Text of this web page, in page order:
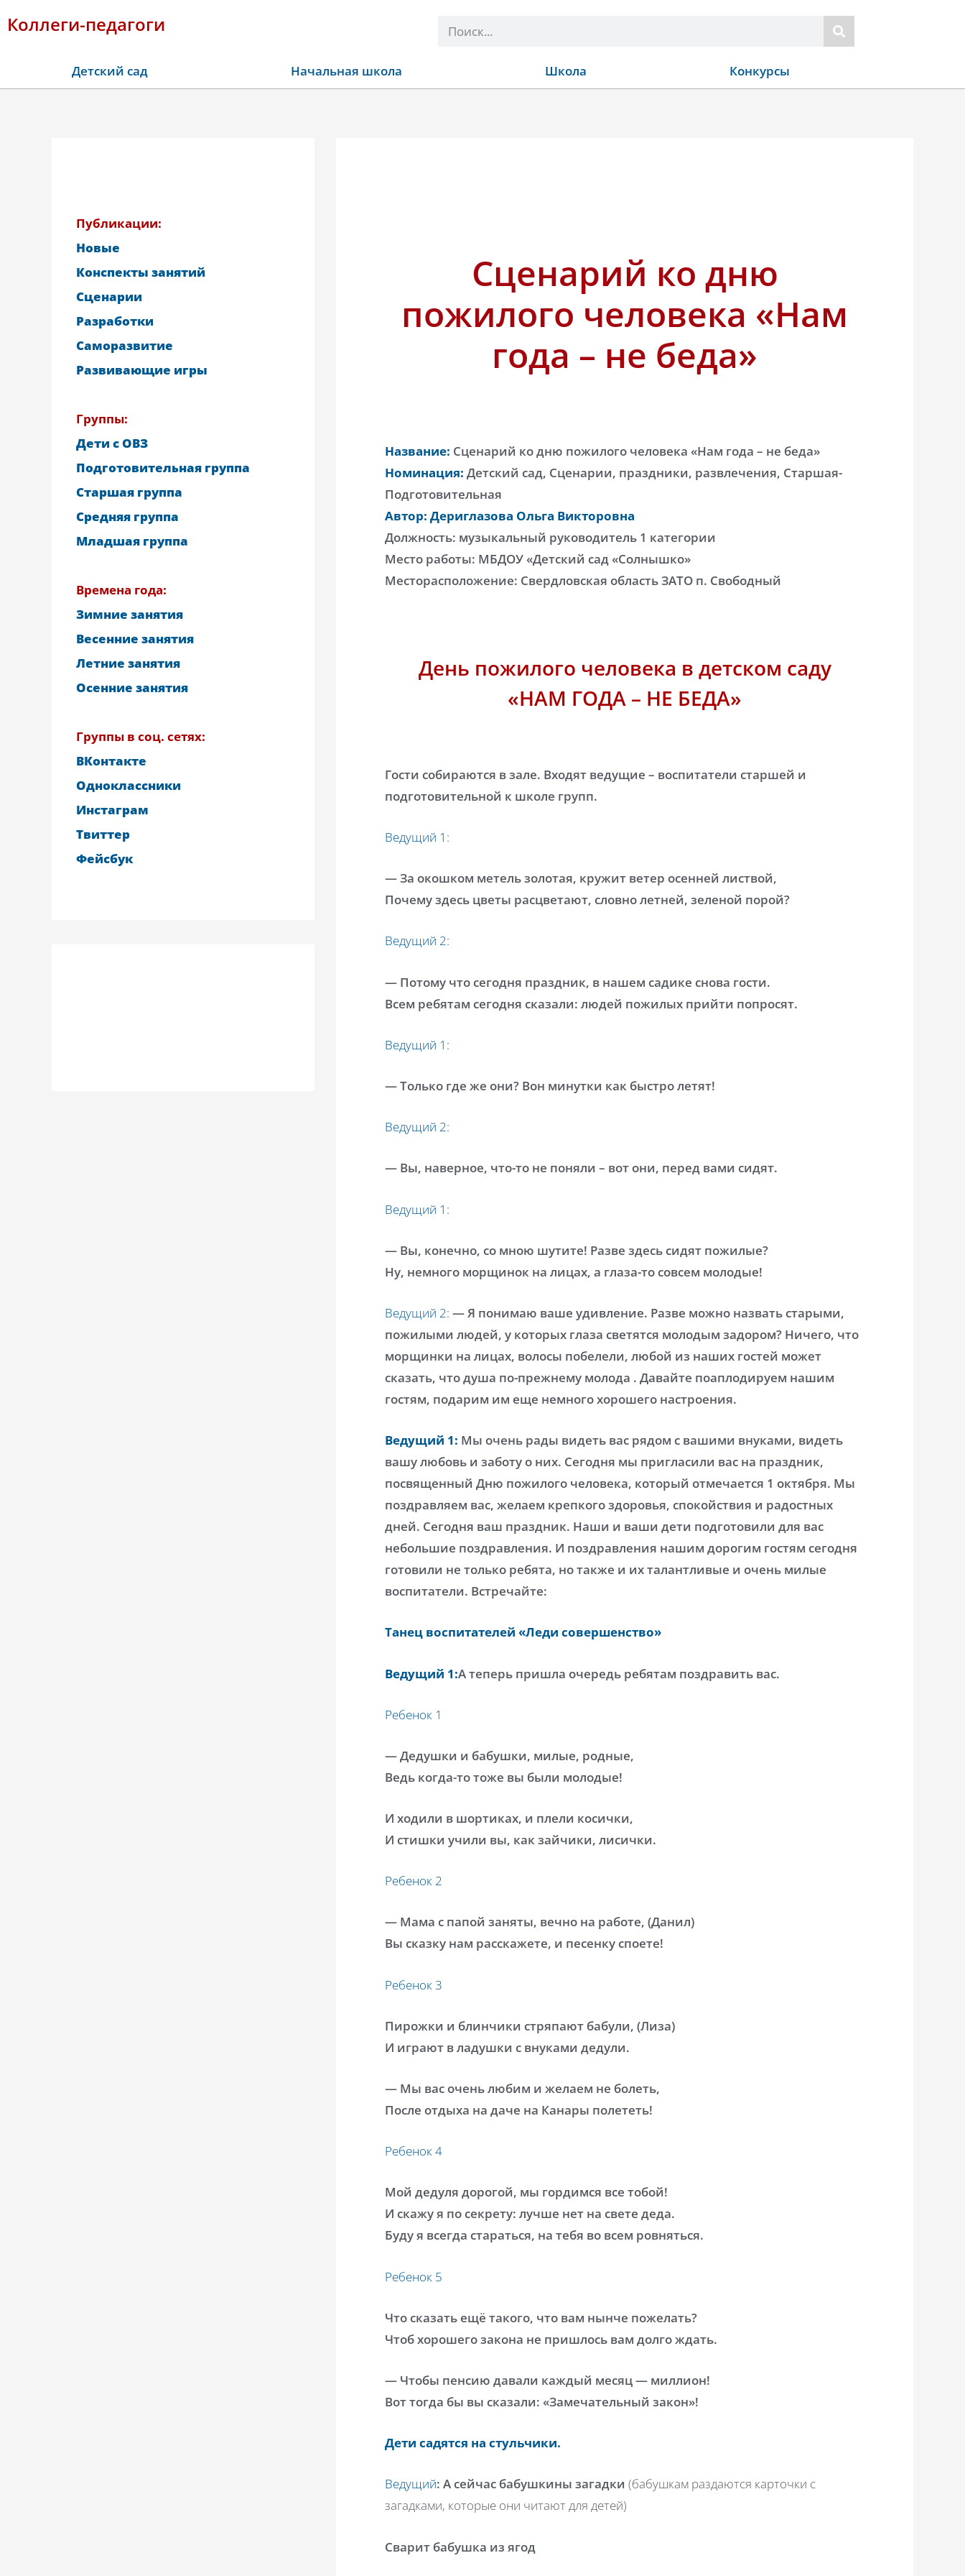
Коллеги-педагоги Поиск
Детский сад Начальная школа Школа Конкурсы
Публикации:
Новые
Конспекты занятий
Сценарии
Разработки
Саморазвитие
Развивающие игры
Группы:
Дети с ОВЗ
Подготовительная группа
Старшая группа
Средняя группа
Младшая группа
Времена года:
Зимние занятия
Весенние занятия
Летние занятия
Осенние занятия
Группы в соц. сетях:
ВКонтакте
Одноклассники
Инстаграм
Твиттер
Фейсбук
Сценарий ко дню
пожилого человека «Нам
года – не беда»
Название: Сценарий ко дню пожилого человека «Нам года – не беда»
Номинация: Детский сад, Сценарии, праздники, развлечения, Старшая-
Подготовительная
Автор: Дериглазова Ольга Викторовна
Должность: музыкальный руководитель 1 категории
Место работы: МБДОУ «Детский сад «Солнышко»
Месторасположение: Свердловская область ЗАТО п. Свободный
День пожилого человека в детском саду
«НАМ ГОДА – НЕ БЕДА»
Гости собираются в зале. Входят ведущие – воспитатели старшей и
подготовительной к школе групп.
Ведущий 1:
— За окошком метель золотая, кружит ветер осенней листвой,
Почему здесь цветы расцветают, словно летней, зеленой порой?
Ведущий 2:
— Потому что сегодня праздник, в нашем садике снова гости.
Всем ребятам сегодня сказали: людей пожилых прийти попросят.
Ведущий 1:
— Только где же они? Вон минутки как быстро летят!
Ведущий 2:
— Вы, наверное, что-то не поняли – вот они, перед вами сидят.
Ведущий 1:
— Вы, конечно, со мною шутите! Разве здесь сидят пожилые?
Ну, немного морщинок на лицах, а глаза-то совсем молодые!
Ведущий 2: — Я понимаю ваше удивление. Разве можно назвать старыми,
пожилыми людей, у которых глаза светятся молодым задором? Ничего, что
морщинки на лицах, волосы побелели, любой из наших гостей может
сказать, что душа по-прежнему молода . Давайте поаплодируем нашим
гостям, подарим им еще немного хорошего настроения.
Ведущий 1: Мы очень рады видеть вас рядом с вашими внуками, видеть
вашу любовь и заботу о них. Сегодня мы пригласили вас на праздник,
посвященный Дню пожилого человека, который отмечается 1 октября. Мы
поздравляем вас, желаем крепкого здоровья, спокойствия и радостных
дней. Сегодня ваш праздник. Наши и ваши дети подготовили для вас
небольшие поздравления. И поздравления нашим дорогим гостям сегодня
готовили не только ребята, но также и их талантливые и очень милые
воспитатели. Встречайте:
Танец воспитателей «Леди совершенство»
Ведущий 1:А теперь пришла очередь ребятам поздравить вас.
Ребенок 1
— Дедушки и бабушки, милые, родные,
Ведь когда-то тоже вы были молодые!
И ходили в шортиках, и плели косички,
И стишки учили вы, как зайчики, лисички.
Ребенок 2
— Мама с папой заняты, вечно на работе, (Данил)
Вы сказку нам расскажете, и песенку споете!
Ребенок 3
Пирожки и блинчики стряпают бабули, (Лиза)
И играют в ладушки с внуками дедули.
— Мы вас очень любим и желаем не болеть,
После отдыха на даче на Канары полететь!
Ребенок 4
Мой дедуля дорогой, мы гордимся все тобой!
И скажу я по секрету: лучше нет на свете деда.
Буду я всегда стараться, на тебя во всем ровняться.
Ребенок 5
Что сказать ещё такого, что вам нынче пожелать?
Чтоб хорошего закона не пришлось вам долго ждать.
— Чтобы пенсию давали каждый месяц — миллион!
Вот тогда бы вы сказали: «Замечательный закон»!
Дети садятся на стульчики.
Ведущий: А сейчас бабушкины загадки (бабушкам раздаются карточки с
загадками, которые они читают для детей)
Сварит бабушка из ягод